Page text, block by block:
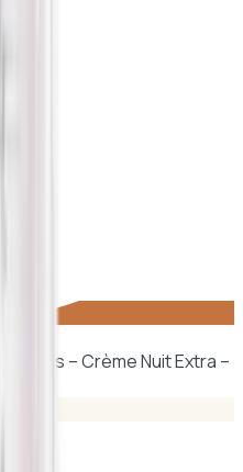
Clarins – Crème Nuit Extra –